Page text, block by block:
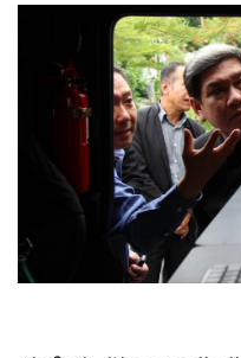
CbizReview
Cyber BIZ
ผู้จัดกวน
Good health & Well-
Green Innovation & SD
Management & HR
MGR Live
• Infographic